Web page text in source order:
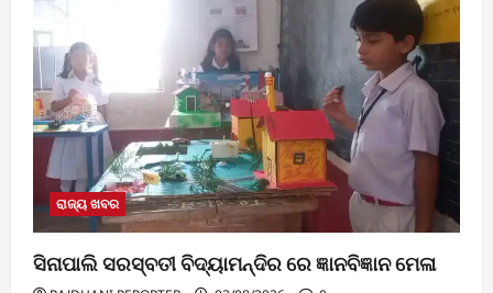
ରାଜ୍ୟ ଖବର
ସିନାପାଲି ସରସ୍ବତୀ ବିଦ୍ୟାମନ୍ଦିର ରେ ଜ୍ଞାନବିଜ୍ଞାନ ମେଳା